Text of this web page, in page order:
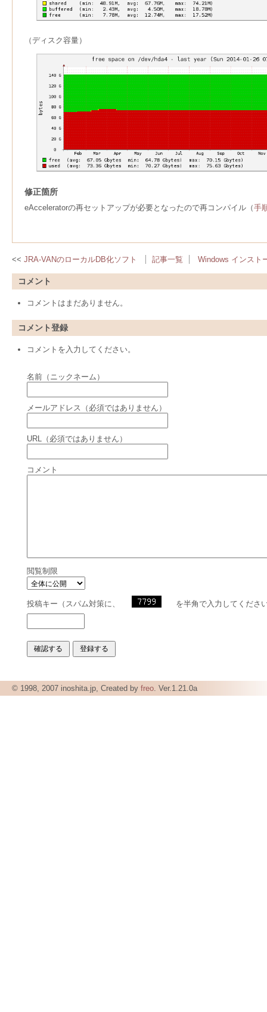
（ディスク容量）
修正箇所
eAcceleratorの再セットアップが必要となったので再コンパイル（手
JRA-VANのローカルDB化ソフト 記事一覧 Windows インスト
コメント
コメントはまだありません。
コメント登録
コメントを入力してください。
名前（ニックネーム）
メールアドレス（必須ではありません）
URL（必須ではありません）
コメント
閲覧制限
投稿キー（スパム対策に、 を半角で入力してくださ
© 1998, 2007 inoshita.jp, Created by freo. Ver.1.21.0a